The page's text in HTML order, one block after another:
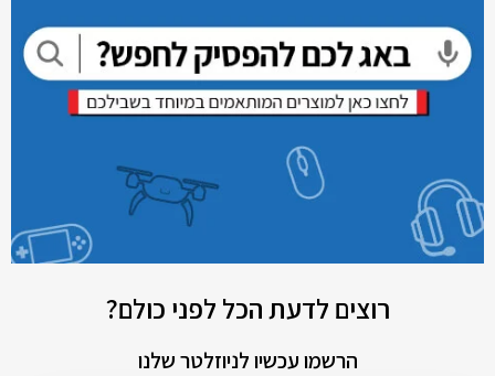
רוצים לדעת הכל לפני כולם?
הרשמו עכשיו לניוזלטר שלנו